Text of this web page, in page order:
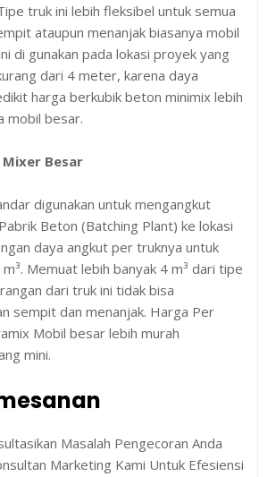
truk ini lebih fleksibel untuk semua
ataupun menanjak biasanya mobil
di gunakan pada lokasi proyek yang
dari 4 meter, karena daya
harga berkubik beton minimix lebih
mobil besar.
Besar
digunakan untuk mengangkut
Beton (Batching Plant) ke lokasi
daya angkut per truknya untuk
Memuat lebih banyak 4 m³ dari tipe
dari truk ini tidak bisa
sempit dan menanjak. Harga Per
Mobil besar lebih murah
mini.
Masalah Pengecoran Anda
Marketing Kami Untuk Efesiensi